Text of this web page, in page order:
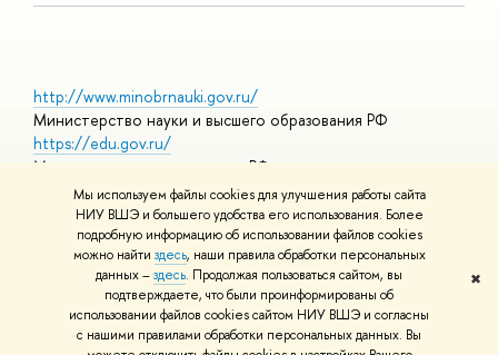
Мы используем файлы cookies для улучшения работы сайта
НИУ ВШЭ и большего удобства его использования. Более
подробную информацию об использовании файлов cookies
можно найти здесь, наши правила обработки персональных
данных –здесь. Продолжая пользоваться сайтом, вы
подтверждаете, что были проинформированы об
использовании файлов cookies сайтом НИУ ВШЭ и согласны
с нашими правилами обработки персональных данных. Вы
✖
http://www.minobrnauki.gov.ru/
Министерство науки и высшего образования РФ
https://edu.gov.ru/
Министерство просвещения РФ
https://elearning.hse.ru/mooc
Массовые открытые онлайн-курсы
© НИУ ВШЭ 1993–2026 Адреса и контактыУсловия
использования материалов Политика конфиденциальности
Шрифты HSE Sans и HSE Slab разработаны вШколе дизайна НИУ